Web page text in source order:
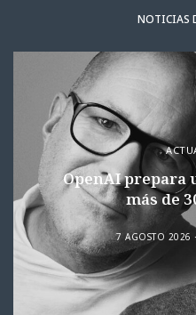
NOTICIAS
OpenAI prepara
más de
7 AGOSTO 2026